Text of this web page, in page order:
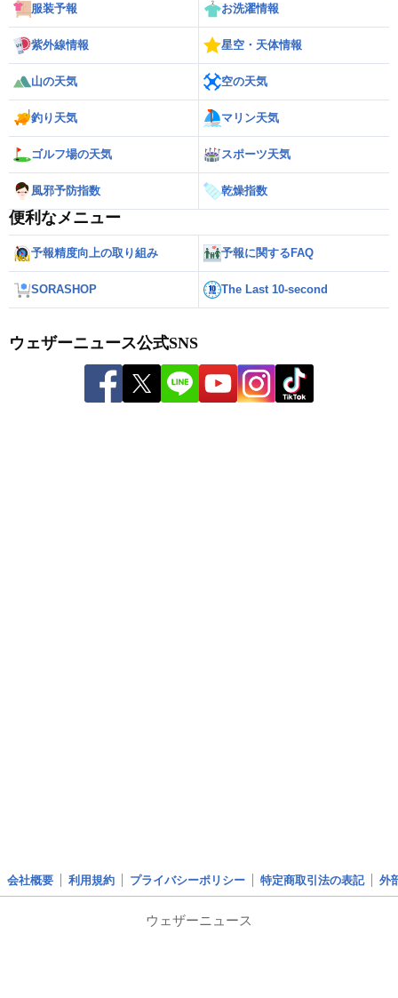
服装予報 お洗濯情報
紫外線情報 星空・天体情報
山の天気 空の天気
釣り天気 マリン天気
ゴルフ場の天気 スポーツ天気
風邪予防指数 乾燥指数
便利なメニュー
予報精度向上の取り組み 予報に関するFAQ
SORASHOP The Last 10-second
ウェザーニュース公式SNS
会社概要 利用規約 プライバシーポリシー 特定商取引法の表記 外
ウェザーニュース